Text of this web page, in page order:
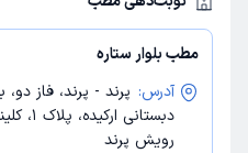
مطب بلوار ستاره
آدرس: پرند - پرند، فاز دو،
رویش پرند